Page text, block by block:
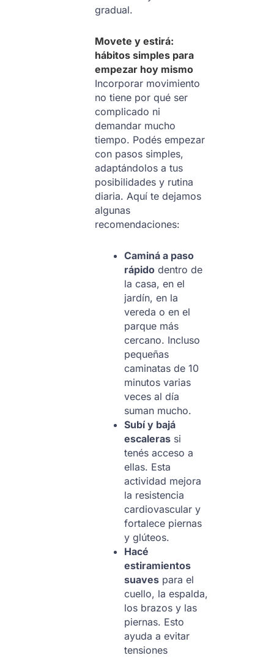
gradual.
Movete y estirá:
hábitos simples para
empezar hoy mismo
Incorporar movimiento
no tiene por qué ser
complicado ni
demandar mucho
tiempo. Podés empezar
con pasos simples,
adaptándolos a tus
posibilidades y rutina
diaria. Aquí te dejamos
algunas
recomendaciones:
Caminá a paso
rápido dentro de
la casa, en el
jardín, en la
vereda o en el
parque más
cercano. Incluso
pequeñas
caminatas de 10
minutos varias
veces al día
suman mucho.
Subí y bajá
escaleras si
tenés acceso a
ellas. Esta
actividad mejora
la resistencia
cardiovascular y
fortalece piernas
y glúteos.
Hacé
estiramientos
suaves para el
cuello, la espalda,
los brazos y las
piernas. Esto
ayuda a evitar
tensiones